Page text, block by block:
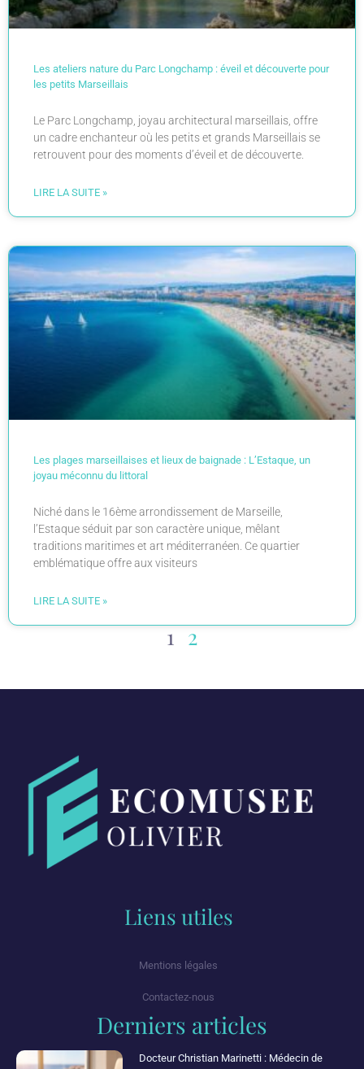
Les ateliers nature du Parc Longchamp : éveil et découverte pour
les petits Marseillais
Le Parc Longchamp, joyau architectural marseillais, offre
un cadre enchanteur où les petits et grands Marseillais se
retrouvent pour des moments d’éveil et de découverte.
LIRE LA SUITE »
Les plages marseillaises et lieux de baignade : L’Estaque, un
joyau méconnu du littoral
Niché dans le 16ème arrondissement de Marseille,
l’Estaque séduit par son caractère unique, mêlant
traditions maritimes et art méditerranéen. Ce quartier
emblématique offre aux visiteurs
LIRE LA SUITE »
1 2
Liens utiles
Mentions légales
Contactez-nous
Derniers articles
Docteur Christian Marinetti : Médecin de